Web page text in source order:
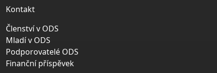
Kontakt
Členství v ODS
Mladí v ODS
Podporovatelé ODS
Finanční příspěvek